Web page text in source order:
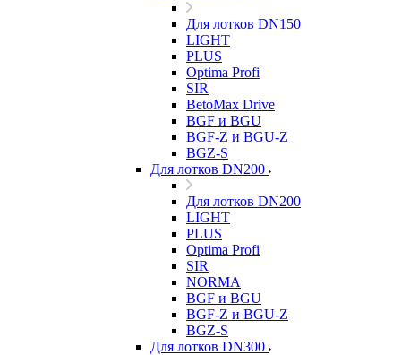
Для лотков DN150
LIGHT
PLUS
Optima Profi
SIR
BetoMax Drive
BGF и BGU
BGF-Z и BGU-Z
BGZ-S
Для лотков DN200
Для лотков DN200
LIGHT
PLUS
Optima Profi
SIR
NORMA
BGF и BGU
BGF-Z и BGU-Z
BGZ-S
Для лотков DN300